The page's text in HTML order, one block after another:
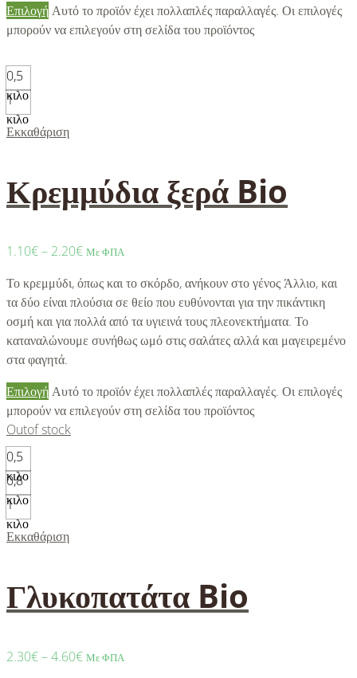
ΕπιλογήΑυτό το προϊόν έχει πολλαπλές παραλλαγές. Οι επιλογές
μπορούν να επιλεγούν στη σελίδα του προϊόντος
0,5
κιλο
1
κιλο
Εκκαθάριση
Κρεμμύδια ξερά Bio
1.10€– 2.20€ Με ΦΠΑ
Το κρεμμύδι, όπως και το σκόρδο, ανήκουν στο γένος Άλλιο, και
τα δύο είναι πλούσια σε θείο που ευθύνονται για την πικάντικη
οσμή και για πολλά από τα υγιεινά τους πλεονεκτήματα. Το
καταναλώνουμε συνήθως ωμό στις σαλάτες αλλά και μαγειρεμένο
στα φαγητά.
ΕπιλογήΑυτό το προϊόν έχει πολλαπλές παραλλαγές. Οι επιλογές
μπορούν να επιλεγούν στη σελίδα του προϊόντος
Outof stock
0,5
κιλο
0,8
κιλο
1
κιλο
Εκκαθάριση
Γλυκοπατάτα Bio
2.30€–4.60€ Με ΦΠΑ